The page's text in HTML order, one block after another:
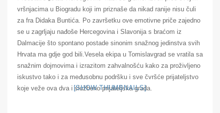
vršnjacima u Biogradu koji im priznaše da nikad ranije nisu čuli
za fra Didaka Buntića. Po završetku ove emotivne priče zajedno
se u zagrljaju nađoše Hercegovina i Slavonija s braćom iz
Dalmacije što spontano postade sinonim snažnog jedinstva svih
Hrvata ma gdje god bili.Vesela ekipa u Tomislavgrad se vratila sa
snažnim dojmovima i izrazitom zahvalnošću kako za proživljeno
iskustvo tako i za međusobnu podršku i sve čvršće prijateljstvo
koje veže ova dva i službeno prijateljska grada.
[SHOW THUMBNAILS]